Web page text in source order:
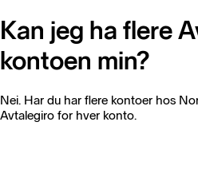
Kan jeg ha flere
kontoen min?
Nei. Har du har flere kontoer hos
Avtalegiro for hver konto.